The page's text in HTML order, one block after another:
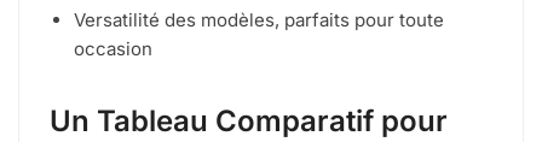
Versatilité des modèles, parfaits pour toute
occasion
Un Tableau Comparatif pour